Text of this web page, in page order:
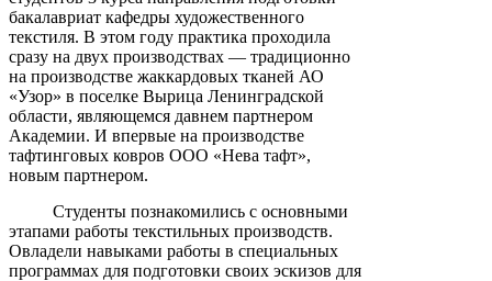
бакалавриат кафедры художественного
текстиля. В этом году практика проходила
сразу на двух производствах — традиционно
на производстве жаккардовых тканей АО
«Узор» в поселке Вырица Ленинградской
области, являющемся давнем партнером
Академии. И впервые на производстве
тафтинговых ковров ООО «Нева тафт»,
новым партнером.
Студенты познакомились с основными
этапами работы текстильных производств.
Овладели навыками работы в специальных
программах для подготовки своих эскизов для